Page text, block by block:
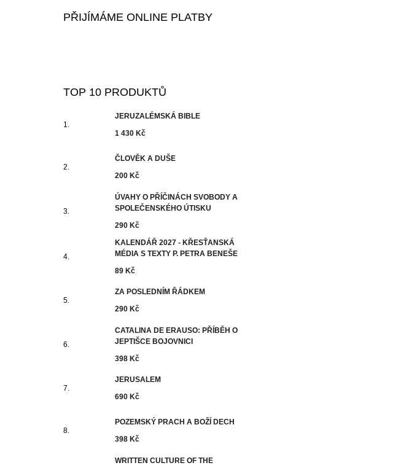
PŘIJÍMÁME ONLINE PLATBY
TOP 10 PRODUKTŮ
JERUZALÉMSKÁ BIBLE
1 430 Kč
ČLOVĚK A DUŠE
200 Kč
ÚVAHY O PŘÍČINÁCH SVOBODY A
SPOLEČENSKÉHO ÚTISKU
290 Kč
KALENDÁŘ 2027 - KŘESŤANSKÁ
MÉDIA S TEXTY P. PETRA BENEŠE
89 Kč
ZA POSLEDNÍM ŘÁDKEM
290 Kč
CATALINA DE ERAUSO: PŘÍBĚH O
JEPTIŠCE BOJOVNICI
398 Kč
JERUSALEM
690 Kč
POZEMSKÝ PRACH A BOŽÍ DECH
398 Kč
WRITTEN CULTURE OF THE